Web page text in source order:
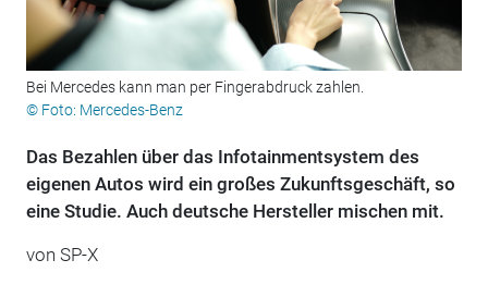
Bei Mercedes kann man per Fingerabdruck zahlen.
© Foto: Mercedes-Benz
Das Bezahlen über das Infotainmentsystem des
eigenen Autos wird ein großes Zukunftsgeschäft, so
eine Studie. Auch deutsche Hersteller mischen mit.
von SP-X